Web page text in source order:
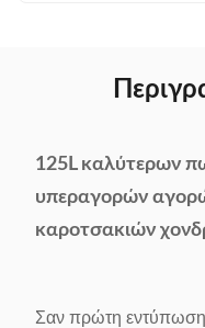
125L καλύτερων
υπεραγορών
καροτσακιών
Σαν πρώτη εντύπωση